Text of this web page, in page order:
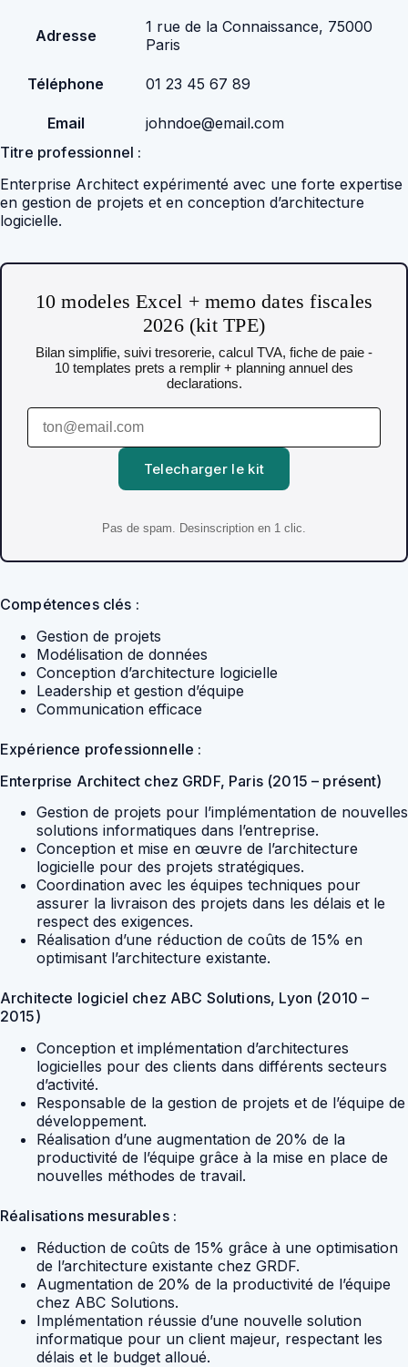
Adresse
1 rue de la Connaissance, 75000
Paris
Téléphone 01 23 45 67 89
Email
johndoe@email.com
Titre professionnel :
Enterprise Architect expérimenté avec une forte expertise
en gestion de projets et en conception d’architecture
logicielle.
10 modeles Excel + memo dates fiscales
2026 (kit TPE)
Bilan simplifie, suivi tresorerie, calcul TVA, fiche de paie -
10 templates prets a remplir + planning annuel des
declarations.
Telecharger le kit
Pas de spam. Desinscription en 1 clic.
Compétences clés :
Gestion de projets
Modélisation de données
Conception d’architecture logicielle
Leadership et gestion d’équipe
Communication efficace
Expérience professionnelle :
Enterprise Architect chez GRDF, Paris (2015 – présent)
Gestion de projets pour l’implémentation de nouvelles
solutions informatiques dans l’entreprise.
Conception et mise en œuvre de l’architecture
logicielle pour des projets stratégiques.
Coordination avec les équipes techniques pour
assurer la livraison des projets dans les délais et le
respect des exigences.
Réalisation d’une réduction de coûts de 15% en
optimisant l’architecture existante.
Architecte logiciel chez ABC Solutions, Lyon (2010 –
2015)
Conception et implémentation d’architectures
logicielles pour des clients dans différents secteurs
d’activité.
Responsable de la gestion de projets et de l’équipe de
développement.
Réalisation d’une augmentation de 20% de la
productivité de l’équipe grâce à la mise en place de
nouvelles méthodes de travail.
Réalisations mesurables :
Réduction de coûts de 15% grâce à une optimisation
de l’architecture existante chez GRDF.
Augmentation de 20% de la productivité de l’équipe
chez ABC Solutions.
Implémentation réussie d’une nouvelle solution
informatique pour un client majeur, respectant les
délais et le budget alloué.